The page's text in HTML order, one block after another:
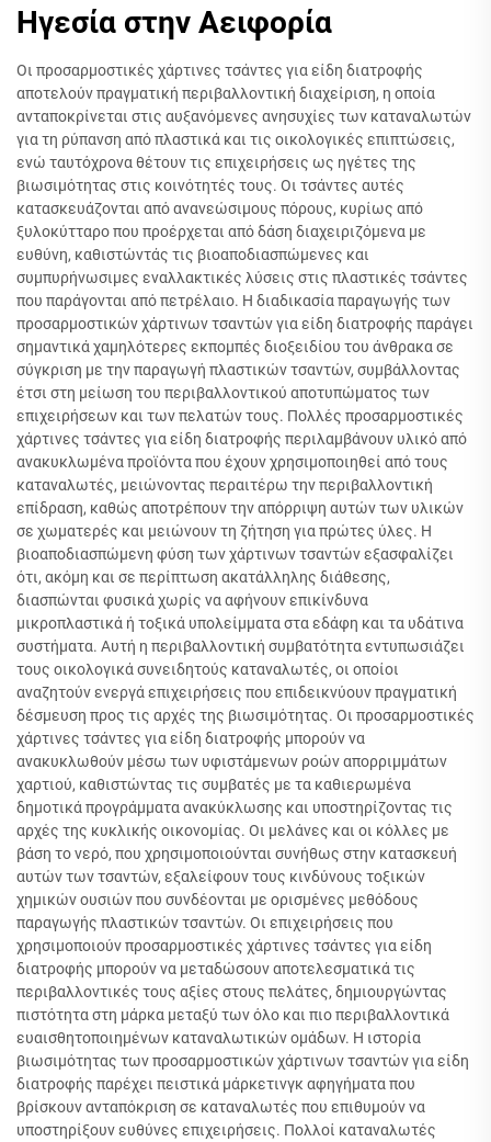
Ηγεσία στην Αειφορία
Οι προσαρμοστικές χάρτινες τσάντες για είδη διατροφής
αποτελούν πραγματική περιβαλλοντική διαχείριση, η οποία
ανταποκρίνεται στις αυξανόμενες ανησυχίες των καταναλωτών
για τη ρύπανση από πλαστικά και τις οικολογικές επιπτώσεις,
ενώ ταυτόχρονα θέτουν τις επιχειρήσεις ως ηγέτες της
βιωσιμότητας στις κοινότητές τους. Οι τσάντες αυτές
κατασκευάζονται από ανανεώσιμους πόρους, κυρίως από
ξυλοκύτταρο που προέρχεται από δάση διαχειριζόμενα με
ευθύνη, καθιστώντάς τις βιοαποδιασπώμενες και
συμπυρήνωσιμες εναλλακτικές λύσεις στις πλαστικές τσάντες
που παράγονται από πετρέλαιο. Η διαδικασία παραγωγής των
προσαρμοστικών χάρτινων τσαντών για είδη διατροφής παράγει
σημαντικά χαμηλότερες εκπομπές διοξειδίου του άνθρακα σε
σύγκριση με την παραγωγή πλαστικών τσαντών, συμβάλλοντας
έτσι στη μείωση του περιβαλλοντικού αποτυπώματος των
επιχειρήσεων και των πελατών τους. Πολλές προσαρμοστικές
χάρτινες τσάντες για είδη διατροφής περιλαμβάνουν υλικό από
ανακυκλωμένα προϊόντα που έχουν χρησιμοποιηθεί από τους
καταναλωτές, μειώνοντας περαιτέρω την περιβαλλοντική
επίδραση, καθώς αποτρέπουν την απόρριψη αυτών των υλικών
σε χωματερές και μειώνουν τη ζήτηση για πρώτες ύλες. Η
βιοαποδιασπώμενη φύση των χάρτινων τσαντών εξασφαλίζει
ότι, ακόμη και σε περίπτωση ακατάλληλης διάθεσης,
διασπώνται φυσικά χωρίς να αφήνουν επικίνδυνα
μικροπλαστικά ή τοξικά υπολείμματα στα εδάφη και τα υδάτινα
συστήματα. Αυτή η περιβαλλοντική συμβατότητα εντυπωσιάζει
τους οικολογικά συνειδητούς καταναλωτές, οι οποίοι
αναζητούν ενεργά επιχειρήσεις που επιδεικνύουν πραγματική
δέσμευση προς τις αρχές της βιωσιμότητας. Οι προσαρμοστικές
χάρτινες τσάντες για είδη διατροφής μπορούν να
ανακυκλωθούν μέσω των υφιστάμενων ροών απορριμμάτων
χαρτιού, καθιστώντας τις συμβατές με τα καθιερωμένα
δημοτικά προγράμματα ανακύκλωσης και υποστηρίζοντας τις
αρχές της κυκλικής οικονομίας. Οι μελάνες και οι κόλλες με
βάση το νερό, που χρησιμοποιούνται συνήθως στην κατασκευή
αυτών των τσαντών, εξαλείφουν τους κινδύνους τοξικών
χημικών ουσιών που συνδέονται με ορισμένες μεθόδους
παραγωγής πλαστικών τσαντών. Οι επιχειρήσεις που
χρησιμοποιούν προσαρμοστικές χάρτινες τσάντες για είδη
διατροφής μπορούν να μεταδώσουν αποτελεσματικά τις
περιβαλλοντικές τους αξίες στους πελάτες, δημιουργώντας
πιστότητα στη μάρκα μεταξύ των όλο και πιο περιβαλλοντικά
ευαισθητοποιημένων καταναλωτικών ομάδων. Η ιστορία
βιωσιμότητας των προσαρμοστικών χάρτινων τσαντών για είδη
διατροφής παρέχει πειστικά μάρκετινγκ αφηγήματα που
βρίσκουν ανταπόκριση σε καταναλωτές που επιθυμούν να
υποστηρίξουν ευθύνες επιχειρήσεις. Πολλοί καταναλωτές